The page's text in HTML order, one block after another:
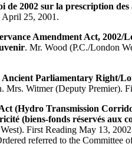
de 2002 sur la prescription des
April 25, 2001.
Amendment Act, 2002/
. Mr. Wood (P.C./London
Parliamentary Right/
Mrs. Witmer (Deputy Premier).
(Hydro Transmission
(biens-fonds réservés aux
First Reading May 13,
referred to the Committee